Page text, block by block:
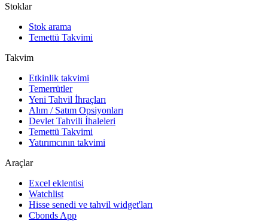
Stoklar
Stok arama
Temettü Takvimi
Takvim
Etkinlik takvimi
Temerrütler
Yeni Tahvil İhraçları
Alım / Satım Opsiyonları
Devlet Tahvili İhaleleri
Temettü Takvimi
Yatırımcının takvimi
Araçlar
Excel eklentisi
Watchlist
Hisse senedi ve tahvil widget'ları
Cbonds App